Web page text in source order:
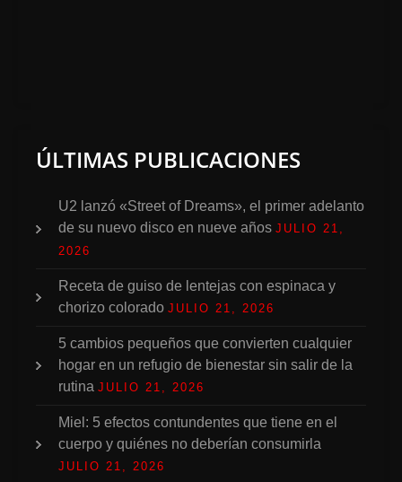
ÚLTIMAS PUBLICACIONES
U2 lanzó «Street of Dreams», el primer adelanto
de su nuevo disco en nueve años JULIO 21,
2026
Receta de guiso de lentejas con espinaca y
chorizo colorado JULIO 21, 2026
5 cambios pequeños que convierten cualquier
hogar en un refugio de bienestar sin salir de la
rutina JULIO 21, 2026
Miel: 5 efectos contundentes que tiene en el
cuerpo y quiénes no deberían consumirla
JULIO 21, 2026